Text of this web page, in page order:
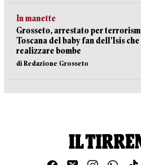
In manette
Grosseto, arrestato per
Toscana del baby fan dell’Isis
realizzare bombe
di Redazione Grosseto